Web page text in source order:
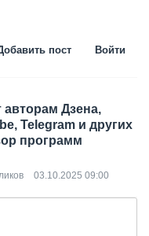
пост Войти
авторам Дзена,
Telegram и других
программ
03.10.2025 09:00